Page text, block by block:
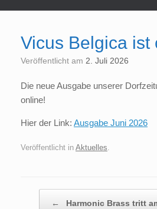
Vicus Belgica ist
Veröffentlicht am 2. Juli 2026
Die neue Ausgabe unserer
online!
Hier der Link: Ausgabe Juni 2026
Veröffentlicht in Aktuelles
← Harmonic Brass tritt